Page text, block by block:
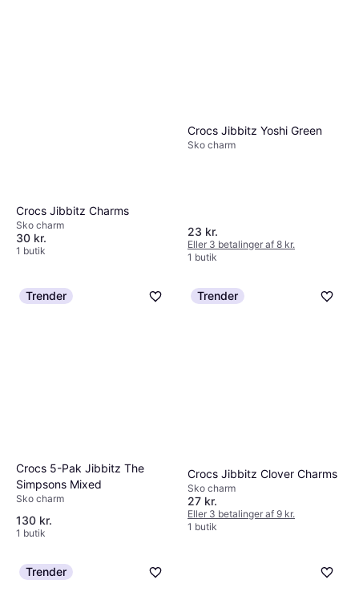
Crocs Jibbitz Charms
Sko charm
30 kr.
1 butik
Crocs Jibbitz Yoshi Green
Sko charm
23 kr.
Eller 3 betalinger af 8 kr.
1 butik
Trender
Crocs 5-Pak Jibbitz The
Simpsons Mixed
Sko charm
130 kr.
1 butik
Trender
Crocs Jibbitz Clover Charms
Sko charm
27 kr.
Eller 3 betalinger af 9 kr.
1 butik
Trender